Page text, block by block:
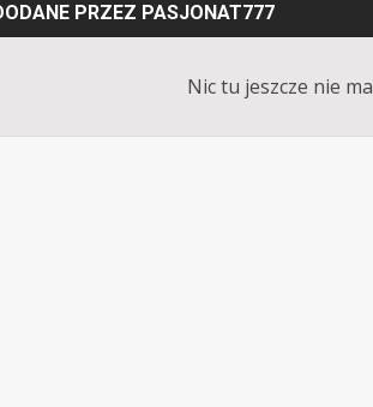
PRZEZ PASJONAT777
Nic tu jeszcze nie ma